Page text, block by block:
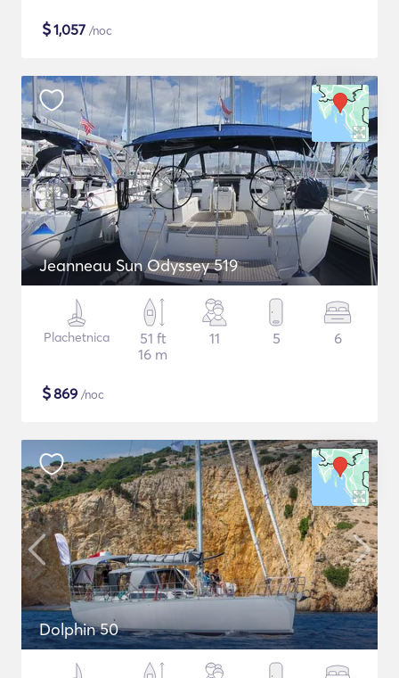
$1,057 /noc
Jeanneau Sun Odyssey 519
Plachetnica
51 ft
16 m
11 5 6
$869 /noc
Dolphin 50